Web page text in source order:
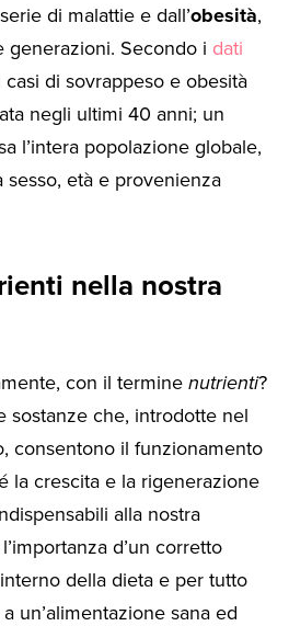
di malattie e dall’obesità,
Secondo i dati
casi di sovrappeso e obesità
negli ultimi 40 anni; un
l’intera popolazione globale,
età e provenienza
nella nostra
con il terminenutrienti?
sostanze che, introdotte nel
consentono il funzionamento
la crescita e la rigenerazione
alla nostra
d’un corretto
della dieta e per tutto
un’alimentazione sana ed